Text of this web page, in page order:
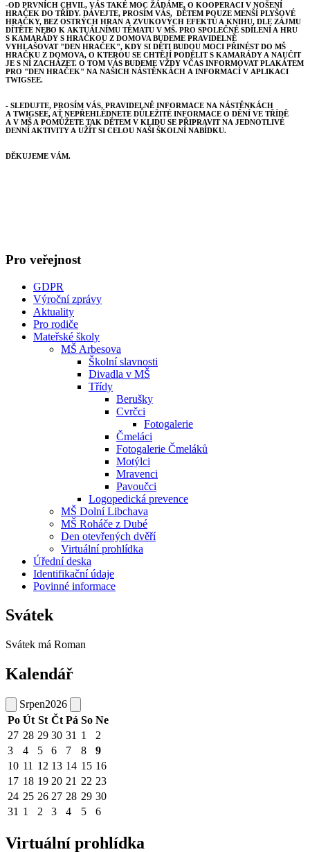
-OD PRVNÍCH CHVIL, VÁS TAKÉ MOC ŽÁDÁME, O KOOPERACI V NOŠENÍ
HRAČEK DO TŘÍDY. DÁVEJTE, PROSÍM VÁS, DĚTEM POUZE MENŠÍ PLYŠOVÉ
HRAČKY, BEZ OSTRÝCH HRAN A ZVUKOVÝCH EFEKTŮ A KNIHU, DLE ZÁJMU
DÍTĚTE NEBO K AKTUÁLNÍMU TÉMATU V MŠ. PRO SPOLEČNÉ SDÍLENÍ A HRU
S KAMARÁDY S HRAČKOU Z DOMOVA BUDEME PRAVIDELNĚ
VYHLAŠOVAT "DEN HRAČEK", KDY SI DĚTI BUDOU MOCI PŘINÉST DO MŠ
HRAČKU Z DOMOVA, O KTEROU SE CHTĚJÍ PODĚLIT S KAMARÁDY A NAUČIT
JE S NÍ ZACHÁZET. O TOM VÁS BUDEME VŽDY VČAS INFORMOVAT PLAKÁTEM
PRO "DEN HRAČEK" NA NAŠICH NÁSTĚNKÁCH A INFORMACÍ V APLIKACI
TWIGSEE.
- SLEDUJTE, PROSÍM VÁS, PRAVIDELNĚ INFORMACE NA NÁSTĚNKÁCH
A TWIGSEE, AŤ NEPŘEHLÉDNETE DŮLEŽITÉ INFORMACE O DĚNÍ VE TŘÍDĚ
A V MŠ A POMŮŽETE TAK DĚTEM V KLIDU SE PŘIPRAVIT NA JEDNOTLIVÉ
DENNÍ AKTIVITY A UŽÍT SI CELOU NAŠI ŠKOLNÍ NABÍDKU.
DĚKUJEME VÁM.
Pro veřejnost
GDPR
Výroční zprávy
Aktuality
Pro rodiče
Mateřské školy
MŠ Arbesova
Školní slavnosti
Divadla v MŠ
Třídy
Berušky
Cvrčci
Fotogalerie
Čmeláci
Fotogalerie Čmeláků
Motýlci
Mravenci
Pavoučci
Logopedická prevence
MŠ Dolní Libchava
MŠ Roháče z Dubé
Den otevřených dvěří
Virtuální prohlídka
Úřední deska
Identifikační údaje
Povinné informace
Svátek
Svátek má Roman
Kalendář
Srpen2026
Po Út St Čt Pá So Ne
27 28 29 30 31 1
2
3
4 5 6 7 8
9
10 11 12 13 14 15 16
17 18 19 20 21 22 23
24 25 26 27 28 29 30
31 1 2 3 4 5 6
Virtuální prohlídka